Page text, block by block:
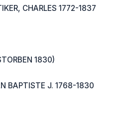
CHARLES 1772-1837
1830)
BAPTISTE J. 1768-1830